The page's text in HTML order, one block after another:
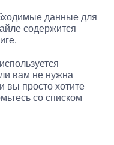
данные для
содержится
вам не нужна
вы просто хотите
со списком